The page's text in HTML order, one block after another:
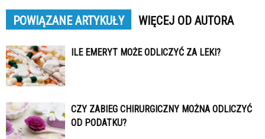
POWIĄZANE ARTYKUŁY WIĘCEJ OD AUTORA
ILE EMERYT MOŻE ODLICZYĆ ZA LEKI?
CZY ZABIEG CHIRURGICZNY MOŻNA ODLICZYĆ
OD PODATKU?